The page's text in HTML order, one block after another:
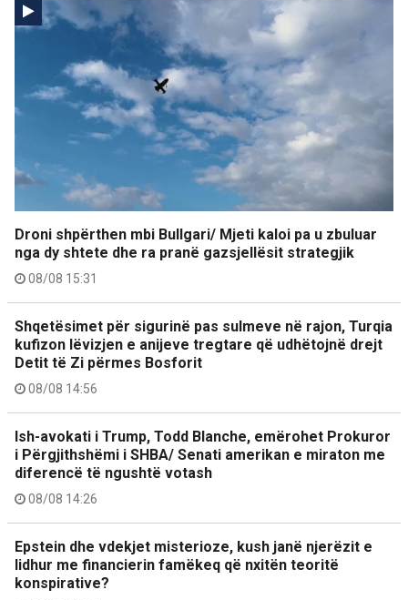
Droni shpërthen mbi Bullgari/ Mjeti kaloi pa u zbuluar
nga dy shtete dhe ra pranë gazsjellësit strategjik
08/08 15:31
Shqetësimet për sigurinë pas sulmeve në rajon, Turqia
kufizon lëvizjen e anijeve tregtare që udhëtojnë drejt
Detit të Zi përmes Bosforit
08/08 14:56
Ish-avokati i Trump, Todd Blanche, emërohet Prokuror
i Përgjithshëmi i SHBA/ Senati amerikan e miraton me
diferencë të ngushtë votash
08/08 14:26
Epstein dhe vdekjet misterioze, kush janë njerëzit e
lidhur me financierin famëkeq që nxitën teoritë
konspirative?